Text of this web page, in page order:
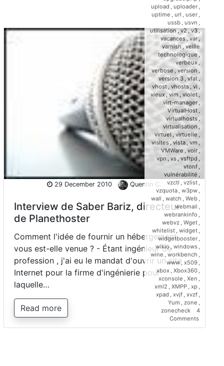
29 December 2010 Quentin C.
Interview de Saber Bariz, directeur
de Planethoster
Comment l'idée de fournir un hébergement
vous est-elle venue ? - Étant ingénieur de
profession , j'ai eu le mandat d'ouvrir un site
Internet pour la firme d'ingénierie pour
laquelle…
Read more
upload , uploader ,
uptime , url , user ,
ussb , usvn ,
utilisation,v2,v3,
vacances , var,
varnish , veille
technologique ,
verbeux ,
verbose ,version,
version 3 ,vfat ,
vhost , vhosts , vi ,
vieux , vim , violet,
virt-manager ,
VirtualHost ,
virtualhosts ,
virtualisation ,
virtuel, virtuelle ,
visites , vista , vm ,
VMWare , voir ,
vpn , vs , vsftpd ,
vtonf ,
vulnérabilité ,
vzctl , vzlist ,
vzquota , w3pw ,
wall , watch , Web ,
webmail ,
webrankinfo ,
webvz , Wget ,
whitelist , widget ,
widgetbooster ,
wikio, windows ,
wine , workbench ,
www, x509 ,
xbox , Xbox360 ,
xconsole , Xen ,
xml2 , XMPP , xp ,
xpad , xvjf , xvzf ,
Yum , zone ,
zonecheck
4
Commentson
Interview